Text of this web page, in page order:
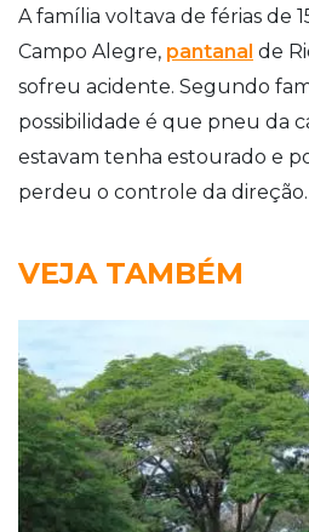
A família voltava de férias de
Campo Alegre, pantanal de
sofreu acidente. Segundo
possibilidade é que pneu da
estavam tenha estourado e
perdeu o controle da direção.
VEJA TAMBÉM